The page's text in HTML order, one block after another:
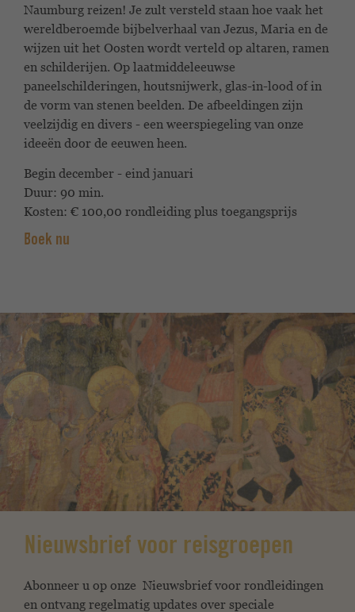
Naumburg reizen! Je zult versteld staan hoe vaak het
wereldberoemde bijbelverhaal van Jezus, Maria en de
wijzen uit het Oosten wordt verteld op altaren, ramen
en schilderijen. Op laatmiddeleeuwse
paneelschilderingen, houtsnijwerk, glas-in-lood of in
de vorm van stenen beelden. De afbeeldingen zijn
veelzijdig en divers - een weerspiegeling van onze
ideeën door de eeuwen heen.
Begin december - eind januari
Duur: 90 min.
Kosten: € 100,00 rondleiding plus toegangsprijs
Boek nu
Nieuwsbrief voor reisgroepen
Abonneer u op onze Nieuwsbrief voor rondleidingen
en ontvang regelmatig updates over speciale